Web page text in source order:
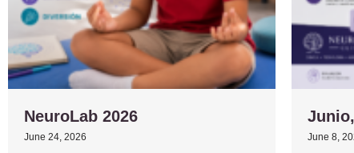
NeuroLab 2026
June 24, 2026 June 8,